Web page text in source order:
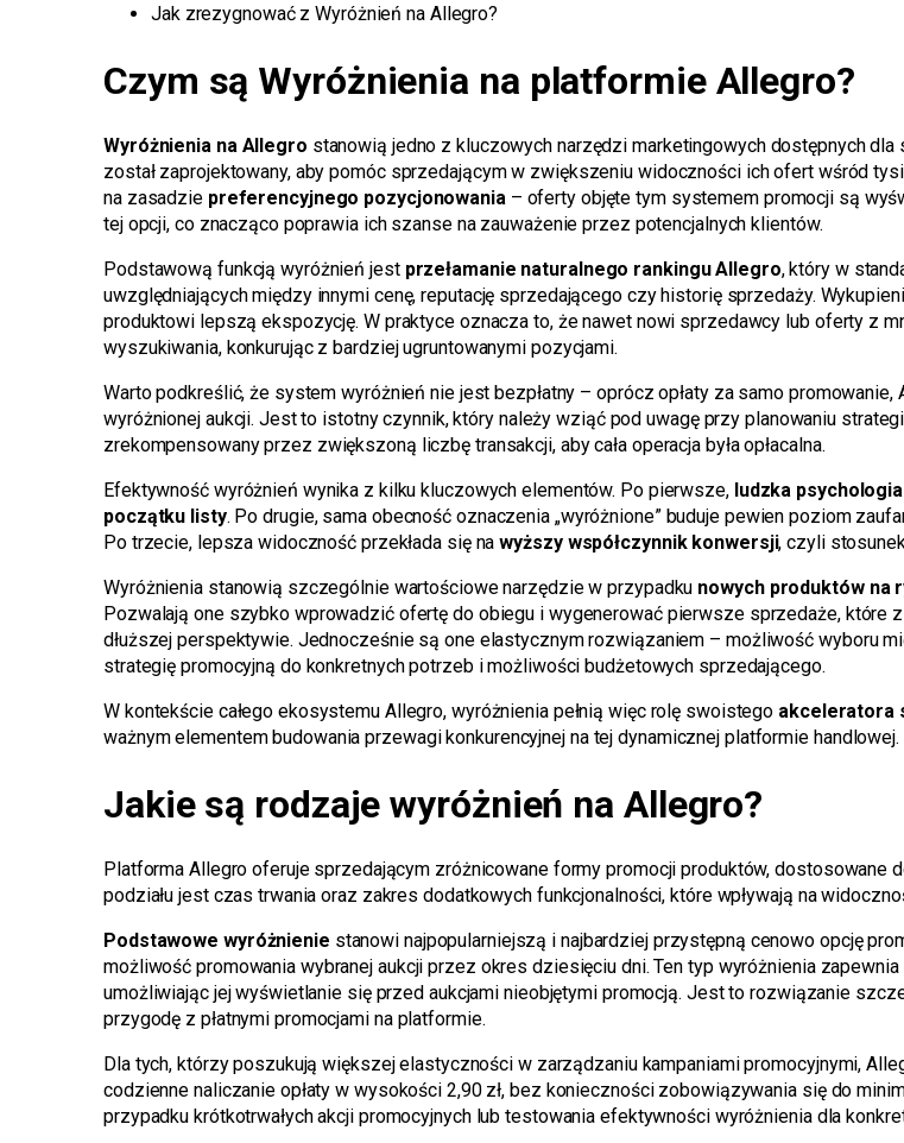
Jak zrezygnować z Wyróżnień na Allegro?
Czym są Wyróżnienia na platformie Allegro?
Wyróżnienia na Allegro stanowią jedno z kluczowych narzędzi marketingowych dostępnych
został zaprojektowany, aby pomóc sprzedającym w zwiększeniu widoczności ich ofert wśród
na zasadzie preferencyjnego pozycjonowania– oferty objęte tym systemem promocji są
tej opcji, co znacząco poprawia ich szanse na zauważenie przez potencjalnych klientów.
Podstawową funkcją wyróżnień jest przełamanie naturalnego rankingu Allegro, który w
uwzględniających między innymi cenę, reputację sprzedającego czy historię sprzedaży.
produktowi lepszą ekspozycję. W praktyce oznacza to, że nawet nowi sprzedawcy lub oferty z
wyszukiwania, konkurując z bardziej ugruntowanymi pozycjami.
Warto podkreślić, że system wyróżnień nie jest bezpłatny – oprócz opłaty za samo promowanie,
wyróżnionej aukcji. Jest to istotny czynnik, który należy wziąć pod uwagę przy planowaniu
zrekompensowany przez zwiększoną liczbę transakcji, aby cała operacja była opłacalna.
Efektywność wyróżnień wynika z kilku kluczowych elementów. Po pierwsze, ludzka
początku listy. Po drugie, sama obecność oznaczenia „wyróżnione” buduje pewien poziom
Po trzecie, lepsza widoczność przekłada się nawyższy współczynnik konwersji, czyli
Wyróżnienia stanowią szczególnie wartościowe narzędzie w przypadku nowych produktów na
Pozwalają one szybko wprowadzić ofertę do obiegu i wygenerować pierwsze sprzedaże, które
dłuższej perspektywie. Jednocześnie są one elastycznym rozwiązaniem – możliwość wyboru
strategię promocyjną do konkretnych potrzeb i możliwości budżetowych sprzedającego.
W kontekście całego ekosystemu Allegro, wyróżnienia pełnią więc rolę swoistego akceleratora
ważnym elementem budowania przewagi konkurencyjnej na tej dynamicznej platformie handlowej.
Jakie są rodzaje wyróżnień na Allegro?
Platforma Allegro oferuje sprzedającym zróżnicowane formy promocji produktów, dostosowane
podziału jest czas trwania oraz zakres dodatkowych funkcjonalności, które wpływają na
Podstawowe wyróżnienie stanowi najpopularniejszą i najbardziej przystępną cenowo opcję
możliwość promowania wybranej aukcji przez okres dziesięciu dni. Ten typ wyróżnienia
umożliwiając jej wyświetlanie się przed aukcjami nieobjętymi promocją. Jest to rozwiązanie
przygodę z płatnymi promocjami na platformie.
Dla tych, którzy poszukują większej elastyczności w zarządzaniu kampaniami promocyjnymi,
codzienne naliczanie opłaty w wysokości 2,90 zł, bez konieczności zobowiązywania się do
przypadku krótkotrwałych akcji promocyjnych lub testowania efektywności wyróżnienia dla